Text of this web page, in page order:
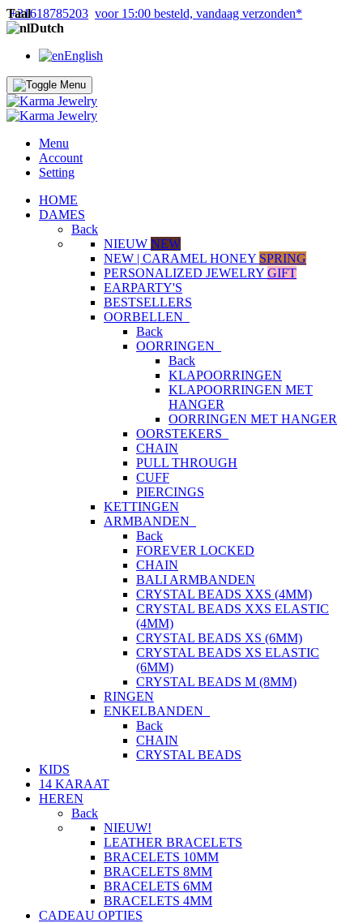
+31618785203 voor 15:00 besteld, vandaag verzonden*
Taal
Dutch
English
Menu
Account
Setting
HOME
DAMES
Back
NIEUW NEW
NEW | CARAMEL HONEY SPRING
PERSONALIZED JEWELRY GIFT
EARPARTY'S
BESTSELLERS
OORBELLEN
Back
OORRINGEN
Back
KLAPOORRINGEN
KLAPOORRINGEN MET
HANGER
OORRINGEN MET HANGER
OORSTEKERS
CHAIN
PULL THROUGH
CUFF
PIERCINGS
KETTINGEN
ARMBANDEN
Back
FOREVER LOCKED
CHAIN
BALI ARMBANDEN
CRYSTAL BEADS XXS (4MM)
CRYSTAL BEADS XXS ELASTIC
(4MM)
CRYSTAL BEADS XS (6MM)
CRYSTAL BEADS XS ELASTIC
(6MM)
CRYSTAL BEADS M (8MM)
RINGEN
ENKELBANDEN
Back
CHAIN
CRYSTAL BEADS
KIDS
14 KARAAT
HEREN
Back
NIEUW!
LEATHER BRACELETS
BRACELETS 10MM
BRACELETS 8MM
BRACELETS 6MM
BRACELETS 4MM
CADEAU OPTIES